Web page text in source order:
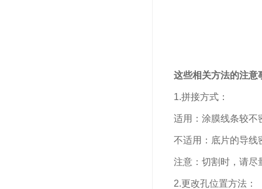
这些相关方法的注意
1.拼接方式：
适用：涂膜线条较不
不适用：底片的导线
注意：切割时，请尽
2.更改孔位置方法：